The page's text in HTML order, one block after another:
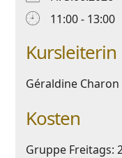
11:00 - 13:00
Kursleiterin
Géraldine
Kosten
Gruppe Freitags: